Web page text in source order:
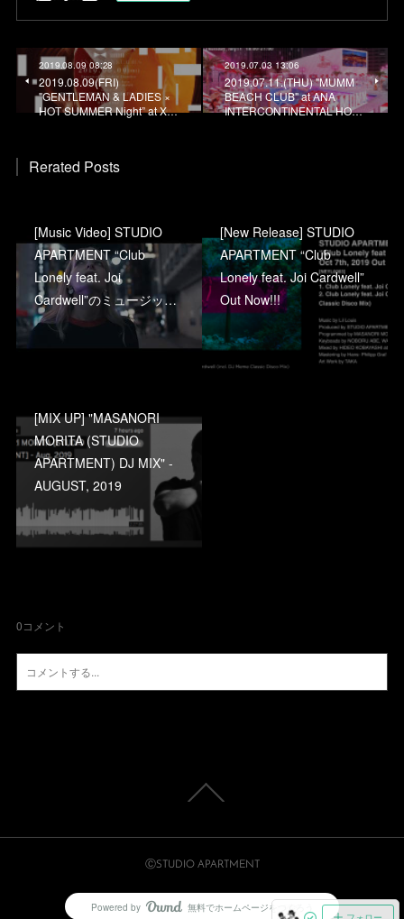
2019.08.09 08:28
2019.08.09(FRI)
"GENTLEMAN & LADIES ×
HOT SUMMER Night” at X…
2019.07.03 13:06
2019.07.11.(THU) "MUMM
BEACH CLUB" at ANA
INTERCONTINENTAL HO…
Rerated Posts
[Music Video] STUDIO
APARTMENT “Club
Lonely feat. Joi
Cardwell”のミュージッ…
[New Release] STUDIO
APARTMENT “Club
Lonely feat. Joi Cardwell”
Out Now!!!
[MIX UP] "MASANORI
MORITA (STUDIO
APARTMENT) DJ MIX" -
AUGUST, 2019
0コメント
ⒸSTUDIO APARTMENT
Powered by AmebaOwnd
無料でホームページをつくろう